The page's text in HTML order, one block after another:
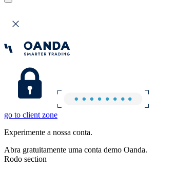
go to client zone
Experimente a nossa conta.
Abra gratuitamente uma conta demo Oanda.
Rodo section